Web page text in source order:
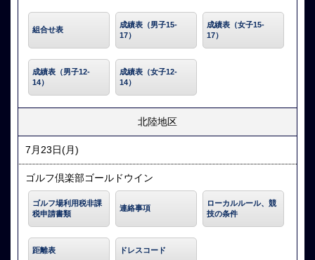
組合せ表
成績表（男子15-
17）
成績表（女子15-
17）
成績表（男子12-
14）
成績表（女子12-
14）
北陸地区
7月23日(月)
ゴルフ倶楽部ゴールドウイン
ゴルフ場利用税非課
税申請書類
連絡事項
ローカルルール、競
技の条件
距離表 ドレスコード